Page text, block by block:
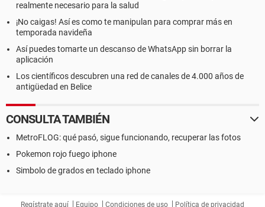
realmente necesario para la salud
¡No caigas! Así es como te manipulan para comprar más en
temporada navideña
Así puedes tomarte un descanso de WhatsApp sin borrar la
aplicación
Los científicos descubren una red de canales de 4.000 años de
antigüedad en Belice
CONSULTA TAMBIÉN
MetroFLOG: qué pasó, sigue funcionando, recuperar las fotos
Pokemon rojo fuego iphone
Simbolo de grados en teclado iphone
Regístrate aquí Equipo Condiciones de uso Política de privacidad